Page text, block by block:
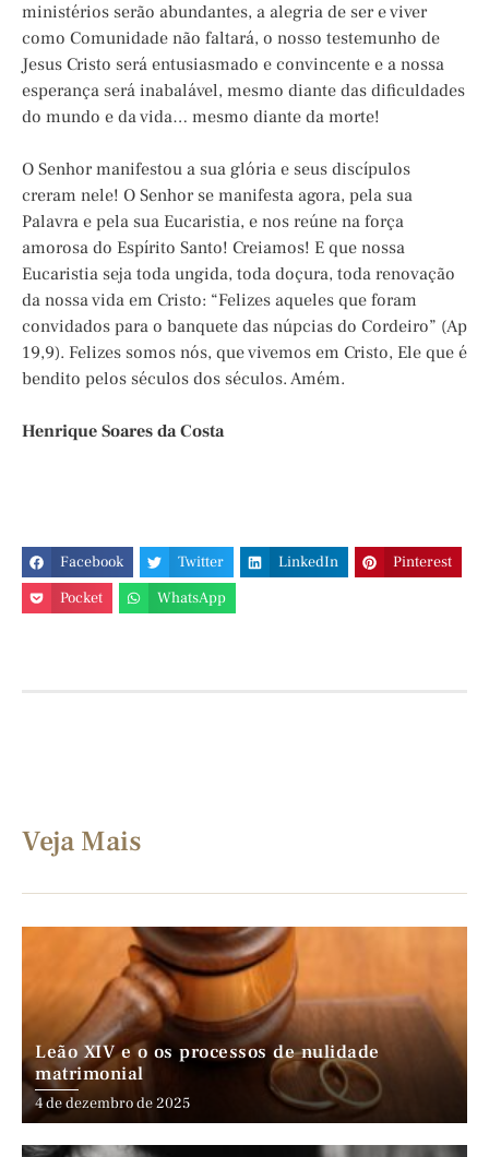
ministérios serão abundantes, a alegria de ser e viver
como Comunidade não faltará, o nosso testemunho de
Jesus Cristo será entusiasmado e convincente e a nossa
esperança será inabalável, mesmo diante das dificuldades
do mundo e da vida… mesmo diante da morte!
O Senhor manifestou a sua glória e seus discípulos
creram nele! O Senhor se manifesta agora, pela sua
Palavra e pela sua Eucaristia, e nos reúne na força
amorosa do Espírito Santo! Creiamos! E que nossa
Eucaristia seja toda ungida, toda doçura, toda renovação
da nossa vida em Cristo: “Felizes aqueles que foram
convidados para o banquete das núpcias do Cordeiro” (Ap
19,9). Felizes somos nós, que vivemos em Cristo, Ele que é
bendito pelos séculos dos séculos. Amém.
Henrique Soares da Costa
Facebook Twitter LinkedIn
Pinterest
Pocket
WhatsApp
Veja Mais
Leão XIV e o os processos de nulidade
matrimonial
4 de dezembro de 2025